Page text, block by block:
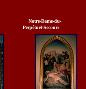
Notre-Dame-du-
Perpétuel-Secours